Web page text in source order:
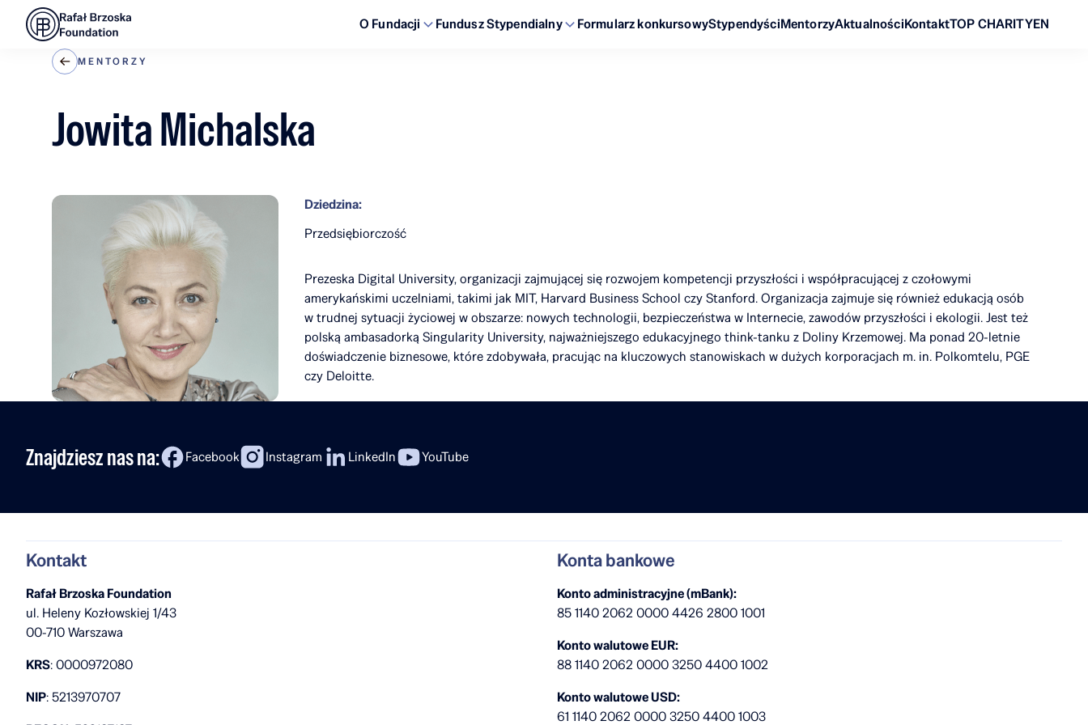
O Fundacji Fundusz Stypendialny Formularz konkursowyStypendyściMentorzyAktualnościKontaktTOP CHARITYEN
MENTORZY
Jowita Michalska
Dziedzina:
Przedsiębiorczość
Prezeska Digital University, organizacji zajmującej się rozwojem kompetencji przyszłości i współpracującej z czołowymi
amerykańskimi uczelniami, takimi jak MIT, Harvard Business School czy Stanford. Organizacja zajmuje się również edukacją osób
w trudnej sytuacji życiowej w obszarze: nowych technologii, bezpieczeństwa w Internecie, zawodów przyszłości i ekologii. Jest też
polską ambasadorką Singularity University, najważniejszego edukacyjnego think-tanku z Doliny Krzemowej. Ma ponad 20-letnie
doświadczenie biznesowe, które zdobywała, pracując na kluczowych stanowiskach w dużych korporacjach m. in. Polkomtelu, PGE
czy Deloitte.
Znajdziesz nas na: Facebook Instagram LinkedIn YouTube
Kontakt
Rafał Brzoska Foundation
ul. Heleny Kozłowskiej 1/43
00-710 Warszawa
KRS: 0000972080
NIP: 5213970707
Konta bankowe
Konto administracyjne (mBank):
85 1140 2062 0000 4426 2800 1001
Konto walutowe EUR:
88 1140 2062 0000 3250 4400 1002
Konto walutowe USD:
61 1140 2062 0000 3250 4400 1003